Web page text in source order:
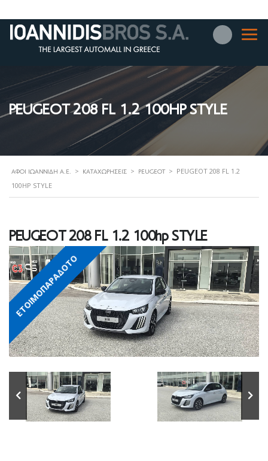
PEUGEOT 208 FL 1.2 100HP STYLE
ΑΦΟΊ ΙΩΑΝΝΊΔΗ Α.Ε. > ΚΑΤΑΧΩΡΉΣΕΙΣ > PEUGEOT > PEUGEOT 208 FL 1.2
100HP STYLE
PEUGEOT 208 FL 1.2 100hp STYLE
ΕΤΟΙΜΟΠΑΡΑΔΟΤΟ